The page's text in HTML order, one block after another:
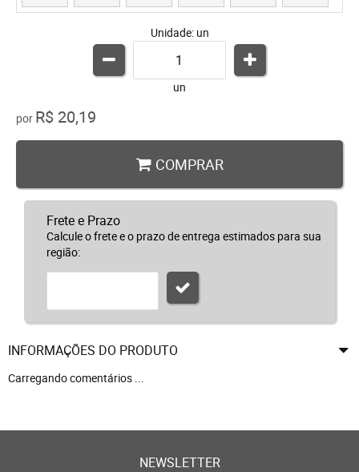
Unidade: un
un
por R$ 20,19
COMPRAR
Frete e Prazo
Calcule o frete e o prazo de entrega estimados para sua
região:
INFORMAÇÕES DO PRODUTO
Carregando comentários ...
NEWSLETTER